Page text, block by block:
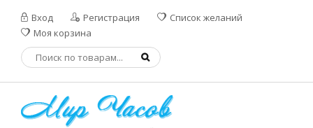
Вход Регистрация
Список желаний
Моя корзина